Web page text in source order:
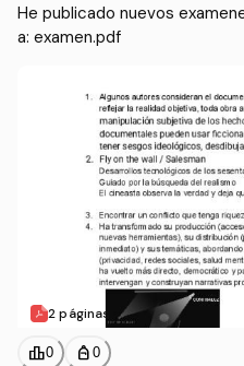
He publicado nuevos
a: examen.pdf
2 páginas
leaderboard0 personal_bag 0